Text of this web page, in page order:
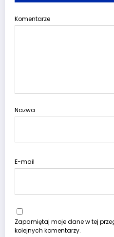
Komentarze
Nazwa
E-mail
Zapamiętaj moje dane w tej
kolejnych komentarzy.